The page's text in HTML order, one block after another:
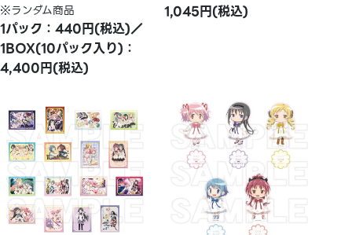
※ランダム商品
1パック：440円(税込)／
1BOX(10パック入り)：
4,400円(税込)
1,045円(税込)